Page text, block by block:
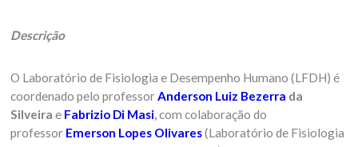
Descrição
O Laboratório de Fisiologia e Desempenho Humano (LFDH) é
coordenado pelo professorAnderson Luiz Bezerra da
Silveirae Fabrizio Di Masi,com colaboração do
professor Emerson Lopes Olivares(Laboratório de Fisiologia